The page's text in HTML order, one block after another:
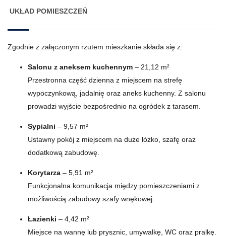
UKŁAD POMIESZCZEŃ
Zgodnie z załączonym rzutem mieszkanie składa się z:
Salonu z aneksem kuchennym – 21,12 m²
Przestronna część dzienna z miejscem na strefę
wypoczynkową, jadalnię oraz aneks kuchenny. Z salonu
prowadzi wyjście bezpośrednio na ogródek z tarasem.
Sypialni – 9,57 m²
Ustawny pokój z miejscem na duże łóżko, szafę oraz
dodatkową zabudowę.
Korytarza – 5,91 m²
Funkcjonalna komunikacja między pomieszczeniami z
możliwością zabudowy szafy wnękowej.
Łazienki – 4,42 m²
Miejsce na wannę lub prysznic, umywalkę, WC oraz pralkę.